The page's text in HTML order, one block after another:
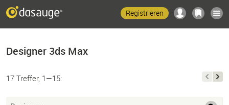
Registrieren
Designer 3ds Max
17 Treffer, 1—15: